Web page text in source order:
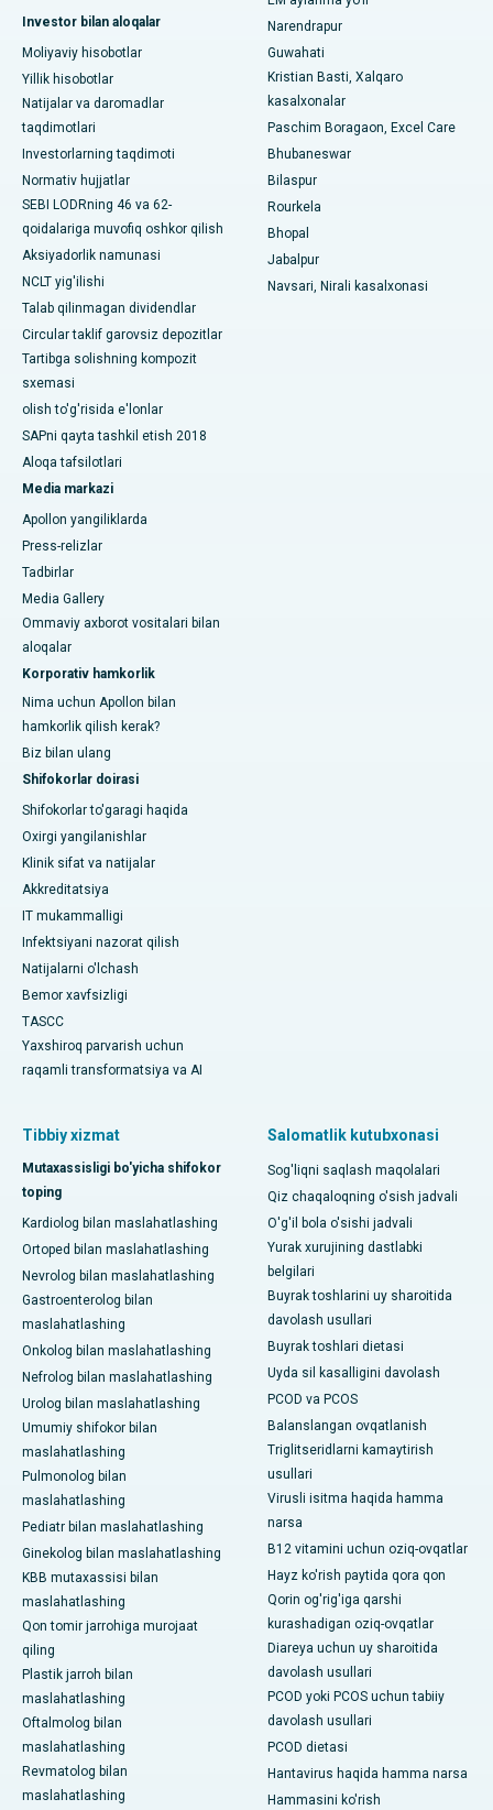
Arera koloniyasidagi eng yaxshi kasalxona, Bhopal
Jayanagar, Bangalordagi eng yaxshi kasalxona
KK Nagar, Madurai shahridagi eng yaxshi shifoxona
Ramji Nagardagi eng yaxshi kasalxona, Nellore
19-sektordagi eng yaxshi shifoxona, Rourkela
Swargate, Pune shahridagi eng yaxshi shifoxona
Janubiy Dehlidagi eng yaxshi ayollar saraton kasalxonasi
Investor bilan aloqalar
Moliyaviy hisobotlar
Yillik hisobotlar
Natijalar va daromadlar
taqdimotlari
Investorlarning taqdimoti
Normativ hujjatlar
SEBI LODRning 46 va 62-
qoidalariga muvofiq oshkor qilish
Aksiyadorlik namunasi
NCLT yig'ilishi
Talab qilinmagan dividendlar
Circular taklif garovsiz depozitlar
Tartibga solishning kompozit
sxemasi
olish to'g'risida e'lonlar
SAPni qayta tashkil etish 2018
Aloqa tafsilotlari
Media markazi
Apollon yangiliklarda
Press-relizlar
Tadbirlar
Media Gallery
Ommaviy axborot vositalari bilan
aloqalar
Korporativ hamkorlik
Nima uchun Apollon bilan
hamkorlik qilish kerak?
Biz bilan ulang
Shifokorlar doirasi
Shifokorlar to'garagi haqida
Oxirgi yangilanishlar
Klinik sifat va natijalar
Akkreditatsiya
IT mukammalligi
Infektsiyani nazorat qilish
Natijalarni o'lchash
Bemor xavfsizligi
TASCC
Yaxshiroq parvarish uchun
raqamli transformatsiya va AI
Narendrapur
Guwahati
Kristian Basti, Xalqaro
kasalxonalar
Paschim Boragaon, Excel Care
Bhubaneswar
Bilaspur
Rourkela
Bhopal
Jabalpur
Navsari, Nirali kasalxonasi
Tibbiy xizmat
Mutaxassisligi bo'yicha shifokor
toping
Kardiolog bilan maslahatlashing
Ortoped bilan maslahatlashing
Nevrolog bilan maslahatlashing
Gastroenterolog bilan
maslahatlashing
Onkolog bilan maslahatlashing
Nefrolog bilan maslahatlashing
Urolog bilan maslahatlashing
Umumiy shifokor bilan
maslahatlashing
Pulmonolog bilan
maslahatlashing
Pediatr bilan maslahatlashing
Ginekolog bilan maslahatlashing
KBB mutaxassisi bilan
maslahatlashing
Qon tomir jarrohiga murojaat
qiling
Plastik jarroh bilan
maslahatlashing
Oftalmolog bilan
maslahatlashing
Revmatolog bilan
maslahatlashing
Salomatlik kutubxonasi
Sog'liqni saqlash maqolalari
Qiz chaqaloqning o'sish jadvali
O'g'il bola o'sishi jadvali
Yurak xurujining dastlabki
belgilari
Buyrak toshlarini uy sharoitida
davolash usullari
Buyrak toshlari dietasi
Uyda sil kasalligini davolash
PCOD va PCOS
Balanslangan ovqatlanish
Triglitseridlarni kamaytirish
usullari
Virusli isitma haqida hamma
narsa
B12 vitamini uchun oziq-ovqatlar
Hayz ko'rish paytida qora qon
Qorin og'rig'iga qarshi
kurashadigan oziq-ovqatlar
Diareya uchun uy sharoitida
davolash usullari
PCOD yoki PCOS uchun tabiiy
davolash usullari
PCOD dietasi
Hantavirus haqida hamma narsa
Hammasini ko'rish